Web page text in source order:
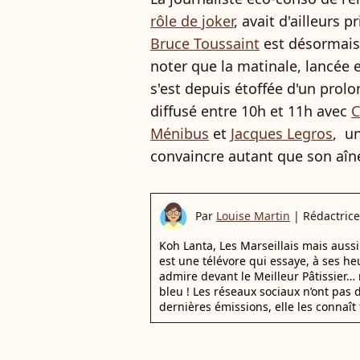
rôle de joker, avait d'ailleurs
Bruce Toussaint est
noter que la matinale, lancée
s'est depuis étoffée d'un
diffusé entre 10h et 11h avec
Ménibus et Jacques Legros,
convaincre autant que son
Par Louise Martin | Rédactrice
Koh Lanta, Les Marseillais mais
est une télévore qui essaye, à ses
admire devant le Meilleur
bleu ! Les réseaux sociaux n’ont
dernières émissions, elle les connaît